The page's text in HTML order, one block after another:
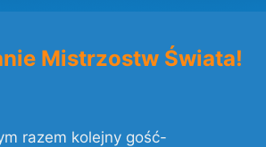
Mistrzostw Świata!
razem kolejny gość-